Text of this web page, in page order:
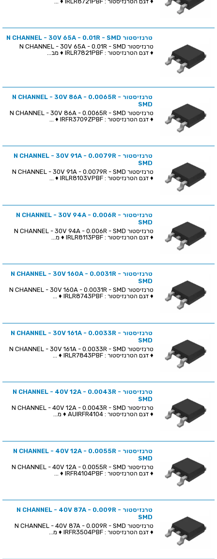
טרנזיסטור N CHANNEL - 30V 65A - 0.01R - SMD
♦ דגם הטרנזיסטור : IRLR7821PBF ♦ מב...
טרנזיסטור N CHANNEL - 30V 86A - 0.0065R -
SMD
♦ דגם הטרנזיסטור : IRFR3709ZPBF ♦ ...
טרנזיסטור N CHANNEL - 30V 91A - 0.0079R -
SMD
♦ דגם הטרנזיסטור : IRLR8103VPBF ♦ ...
טרנזיסטור N CHANNEL - 30V 94A - 0.006R -
SMD
♦ דגם הטרנזיסטור : IRLR8113PBF ♦ מ...
טרנזיסטור N CHANNEL - 30V 160A - 0.0031R -
SMD
♦ דגם הטרנזיסטור : IRLR8743PBF ♦ ...
טרנזיסטור N CHANNEL - 30V 161A - 0.0033R -
SMD
♦ דגם הטרנזיסטור : IRLR7843PBF ♦ ...
טרנזיסטור N CHANNEL - 40V 12A - 0.0043R -
SMD
♦ דגם הטרנזיסטור : AUIRFR4104 ♦ מ...
טרנזיסטור N CHANNEL - 40V 12A - 0.0055R -
SMD
♦ דגם הטרנזיסטור : IRFR4104PBF ♦ ...
טרנזיסטור N CHANNEL - 40V 87A - 0.009R -
SMD
♦ דגם הטרנזיסטור : IRFR3504PBF ♦ מ...